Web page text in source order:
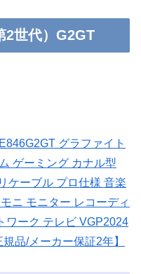
2世代）G2GT
グラファイト
ゲーミング カナル型
ケーブル プロ仕様 音楽
ニ モニター レコーディ
ワーク テレビ VGP2024
品/メーカー保証2年】